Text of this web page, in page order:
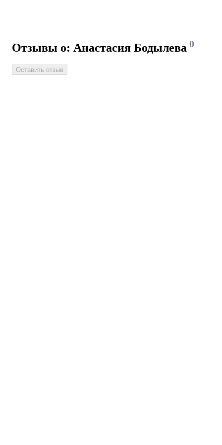
Отзывы о: Анастасия Бодылева 0
Оставить отзыв